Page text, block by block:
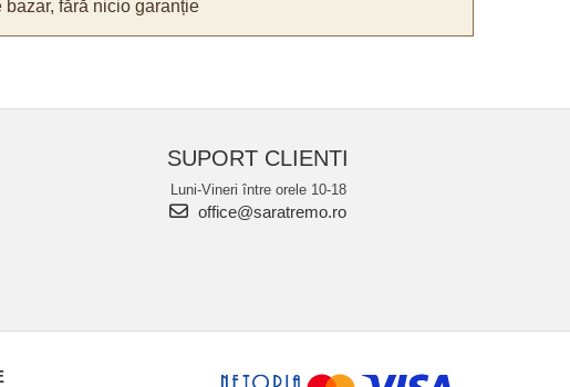
bazar, fără nicio garanție
SUPORT CLIENTI
Luni-Vineri între orele 10-18
office@saratremo.ro